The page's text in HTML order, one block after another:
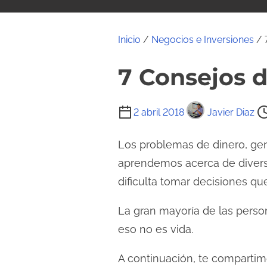
Inicio / Negocios e Inversiones /
7 Consejos
2 abril 2018 Javier Diaz
T
e
m
p
d
e
e
Los problemas de dinero,
aprendemos acerca de
dificulta tomar decisiones
La gran mayoría de las
eso no es vida.
A continuación, te